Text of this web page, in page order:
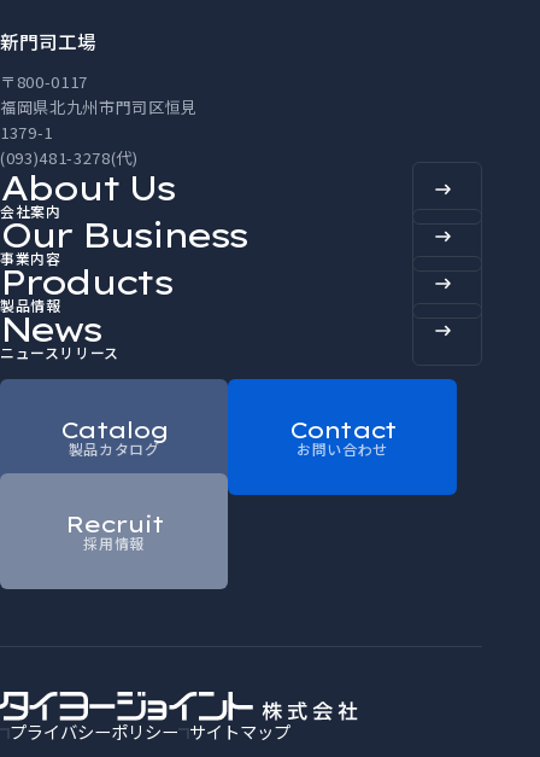
新門司工場
〒800-0117
福岡県北九州市門司区恒見
1379-1
(093)481-3278(代)
About Us
会社案内
Our Business
事業内容
Products
製品情報
News
ニュースリリース
Catalog
製品カタログ
Contact
お問い合わせ
Recruit
採用情報
プライバシーポリシー サイトマップ